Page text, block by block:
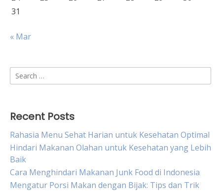
31
« Mar
Search
for:
Recent Posts
Rahasia Menu Sehat Harian untuk Kesehatan Optimal
Hindari Makanan Olahan untuk Kesehatan yang Lebih
Baik
Cara Menghindari Makanan Junk Food di Indonesia
Mengatur Porsi Makan dengan Bijak: Tips dan Trik